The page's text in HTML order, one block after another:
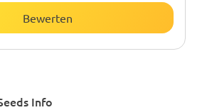
Bewerten
Info